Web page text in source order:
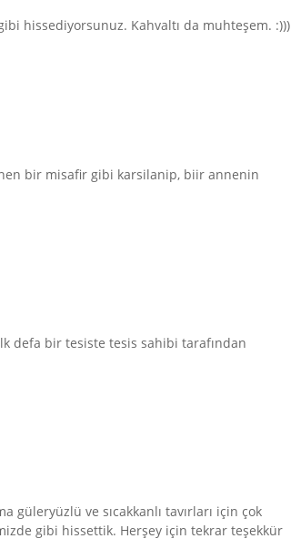
hissediyorsunuz. Kahvaltı da muhteşem. :)))
bir misafir gibi karsilanip, biir annenin
defa bir tesiste tesis sahibi tarafından
güleryüzlü ve sıcakkanlı tavırları için çok
gibi hissettik. Herşey için tekrar teşekkür